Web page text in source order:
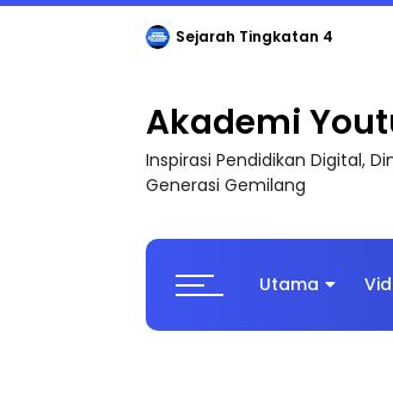
Sejarah Tingkatan 4
Akademi
Inspirasi Pendidikan Digital,
Generasi Gemilang
Utama